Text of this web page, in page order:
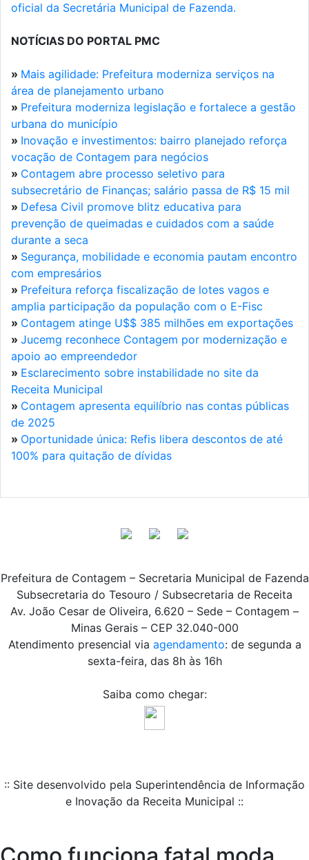
oficial da Secretária Municipal de Fazenda.
NOTÍCIAS DO PORTAL PMC
» Mais agilidade: Prefeitura moderniza serviços na
área de planejamento urbano
» Prefeitura moderniza legislação e fortalece a gestão
urbana do município
» Inovação e investimentos: bairro planejado reforça
vocação de Contagem para negócios
» Contagem abre processo seletivo para
subsecretário de Finanças; salário passa de R$ 15 mil
» Defesa Civil promove blitz educativa para
prevenção de queimadas e cuidados com a saúde
durante a seca
» Segurança, mobilidade e economia pautam encontro
com empresários
» Prefeitura reforça fiscalização de lotes vagos e
amplia participação da população com o E-Fisc
» Contagem atinge U$$ 385 milhões em exportações
» Jucemg reconhece Contagem por modernização e
apoio ao empreendedor
» Esclarecimento sobre instabilidade no site da
Receita Municipal
» Contagem apresenta equilíbrio nas contas públicas
de 2025
» Oportunidade única: Refis libera descontos de até
100% para quitação de dívidas
Prefeitura de Contagem – Secretaria Municipal de Fazenda
Subsecretaria do Tesouro / Subsecretaria de Receita
Av. João Cesar de Oliveira, 6.620 – Sede – Contagem –
Minas Gerais – CEP 32.040-000
Atendimento presencial via agendamento: de segunda a
sexta-feira, das 8h às 16h
Saiba como chegar:
:: Site desenvolvido pela Superintendência de Informação
e Inovação da Receita Municipal ::